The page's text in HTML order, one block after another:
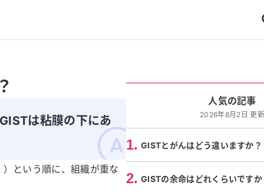
は粘膜の下にあ
という順に、組織が重な
人気の記事
2026年8月2日 更新
1. GISTとがんはどう違いますか？
2. GISTの余命はどれくらいですか